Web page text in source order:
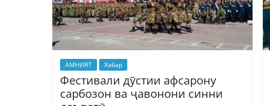
АМНИЯТ Хабар
Фестивали дӯстии афсарону
сарбозон ва ҷавонони синни